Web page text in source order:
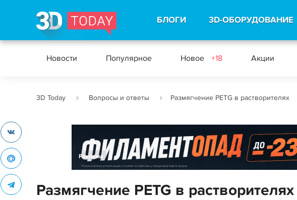
БЛОГИ 3D-ОБОРУДОВАНИЕ
Новости Популярное Новое +18 Акции
3D Today Вопросы и ответы Размягчение PETG в растворителях
Реклама
Размягчение PETG в растворителях